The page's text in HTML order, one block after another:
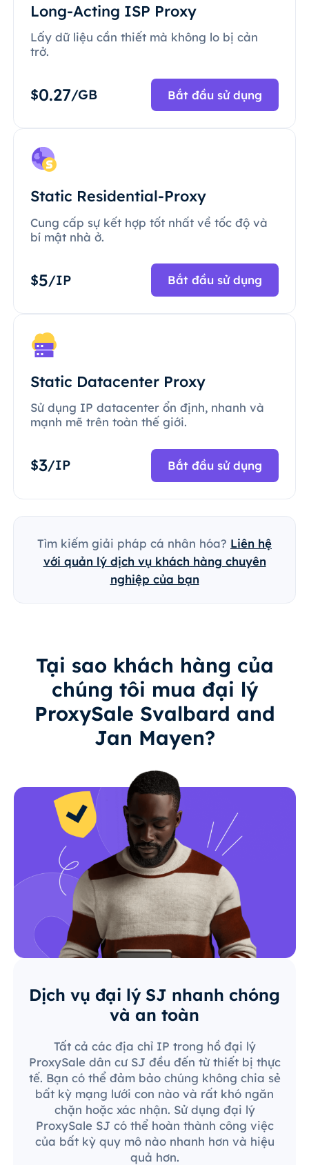
Long-Acting ISP Proxy
Lấy dữ liệu cần thiết mà không lo bị cản
trở.
$0.27/GB Bắt đầu sử dụng
Static Residential-Proxy
Cung cấp sự kết hợp tốt nhất về tốc độ và
bí mật nhà ở.
$5/IP Bắt đầu sử dụng
Static Datacenter Proxy
Sử dụng IP datacenter ổn định, nhanh và
mạnh mẽ trên toàn thế giới.
$3/IP Bắt đầu sử dụng
Tìm kiếm giải pháp cá nhân hóa? Liên hệ
với quản lý dịch vụ khách hàng chuyên
nghiệp của bạn
Tại sao khách hàng của
chúng tôi mua đại lý
ProxySale Svalbard and
Jan Mayen?
Dịch vụ đại lý SJ nhanh chóng
và an toàn
Tất cả các địa chỉ IP trong hồ đại lý
ProxySale dân cư SJ đều đến từ thiết bị thực
tế. Bạn có thể đảm bảo chúng không chia sẻ
bất kỳ mạng lưới con nào và rất khó ngăn
chặn hoặc xác nhận. Sử dụng đại lý
ProxySale SJ có thể hoàn thành công việc
của bất kỳ quy mô nào nhanh hơn và hiệu
quả hơn.